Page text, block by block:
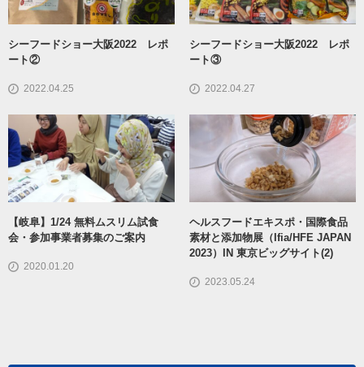
シーフードショー大阪2022 レポ
ート②
2022.04.25
シーフードショー大阪2022 レポ
ート③
2022.04.27
【岐阜】1/24 無料ムスリム試食
会・参加事業者募集のご案内
2020.01.20
ヘルスフードエキスポ・国際食品
素材と添加物展（ifia/HFE JAPAN
2023）IN 東京ビッグサイト(2)
2023.05.24